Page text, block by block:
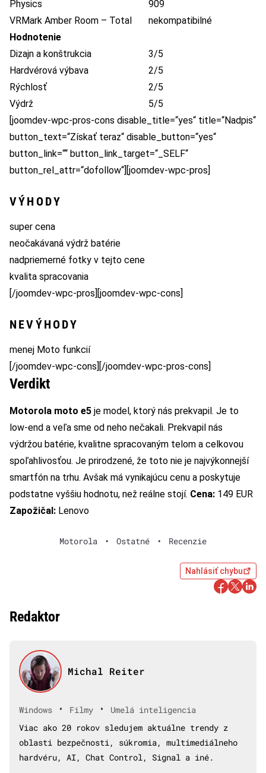
Physics
909
VRMark Amber Room – Total
nekompatibilné
Hodnotenie
Dizajn a konštrukcia
3/5
Hardvérová výbava
2/5
Rýchlosť
2/5
Výdrž
5/5
[joomdev-wpc-pros-cons disable_title=“yes“ title=“Nadpis“
button_text=“Získať teraz“ disable_button=“yes“
button_link=““ button_link_target=“_SELF“
button_rel_attr=“dofollow“][joomdev-wpc-pros]
VÝHODY
super cena
neočakávaná výdrž batérie
nadpriemerné fotky v tejto cene
kvalita spracovania
[/joomdev-wpc-pros][joomdev-wpc-cons]
NEVÝHODY
menej Moto funkcií
[/joomdev-wpc-cons][/joomdev-wpc-pros-cons]
Verdikt
Motorola moto e5 je model, ktorý nás prekvapil. Je to
low-end a veľa sme od neho nečakali. Prekvapil nás
výdržou batérie, kvalitne spracovaným telom a celkovou
spoľahlivosťou. Je prirodzené, že toto nie je najvýkonnejší
smartfón na trhu. Avšak má vynikajúcu cenu a poskytuje
podstatne vyššiu hodnotu, než reálne stojí. Cena: 149 EUR
Zapožičal: Lenovo
Motorola • Ostatné • Recenzie
Nahlásiť chybu
Redaktor
Michal Reiter
Windows • Filmy •
Umelá inteligencia
Viac ako 20 rokov sledujem aktuálne trendy z
oblasti bezpečnosti, súkromia, multimediálneho
hardvéru, AI, Chat Control, Signal a iné.